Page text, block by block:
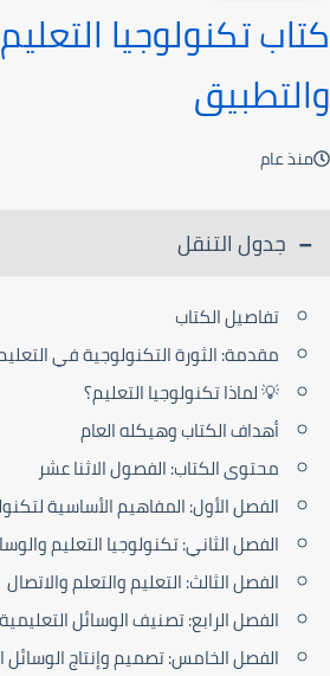
كتاب تكنولوجيا
والتطبيق
منذ عام
جدول التنقل
تفاصيل الكتاب
مقدمة: الثورة التكنولوجية في
💡 لماذا تكنولوجيا التعليم؟
أهداف الكتاب وهيكله العام
محتوى الكتاب: الفصول الاثنا عشر
الفصل الأول: المفاهيم الأساسية
الفصل الثاني: تكنولوجيا التعليم
الفصل الثالث: التعليم والتعلم والاتصال
الفصل الرابع: تصنيف الوسائل التعليمية
الفصل الخامس: تصميم وإنتاج الوسائل